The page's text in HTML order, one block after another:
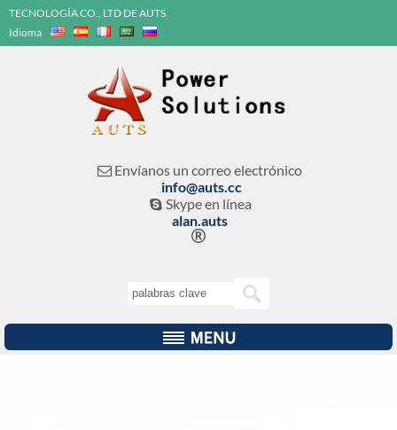
TECNOLOGÍA CO., LTD DE AUTS
Idioma
 Envíanos un correo electrónico
info@auts.cc
 Skype en línea
alan.auts
